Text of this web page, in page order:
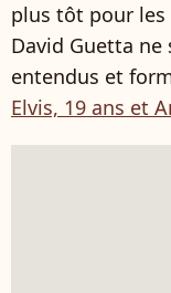
plus tôt pour les
David Guetta
entendus et
Elvis, 19 ans et